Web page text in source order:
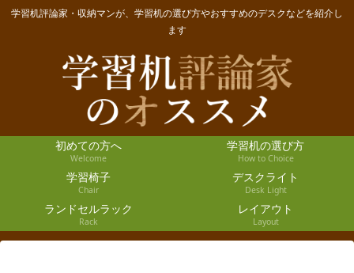
学習机評論家・収納マンが、学習机の選び方やおすすめのデスクなどを紹介し
ます
初めての方へ
Welcome
学習机の選び方
How to Choice
学習椅子
Chair
デスクライト
Desk Light
ランドセルラック
Rack
レイアウト
Layout